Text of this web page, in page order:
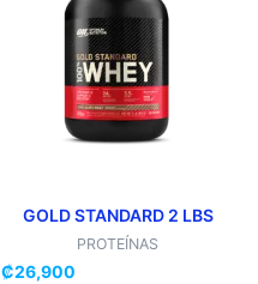
GOLD STANDARD 2 LBS
PROTEÍNAS
₡26,900
tiene
múltiples
variantes.
Las
opciones
elegir
en